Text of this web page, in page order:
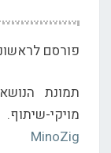
פורסם לראשונה
תמונת
מויקי-
MinoZig